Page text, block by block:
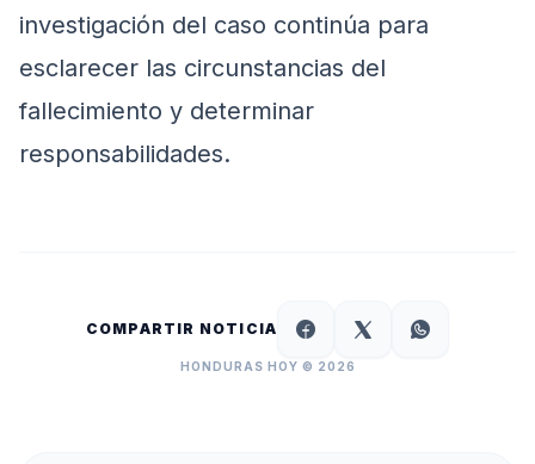
investigación del caso continúa para
esclarecer las circunstancias del
fallecimiento y determinar
responsabilidades.
COMPARTIR NOTICIA
HONDURAS HOY © 2026